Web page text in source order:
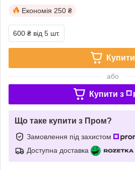
Економія 250 ₴
600 ₴ від 5 шт.
Купити
або
Купити з
Що таке купити з Пром?
Замовлення під захистом
Доступна доставка